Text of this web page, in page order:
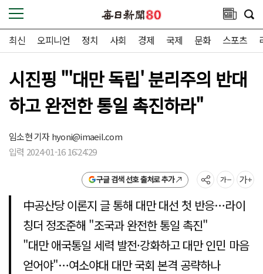
최신 오피니언 정치 사회 경제 국제 문화 스포츠
시진핑 "'대만 독립' 분리주의 반대
하고 완전한 통일 촉진하라"
임소현 기자hyoni@imaeil.com
입력 2024-01-16 16:24:29
구글 검색 선호 출처로 추가
中공산당 이론지 글 통해 대만 대선 첫 반응…라이
칭더 정조준해 "조국과 완전한 통일 촉진"
"대만 애국통일 세력 발전·강화하고 대만 인민 마음
얻어야"…여소야대 대만 국회 본격 공략하나